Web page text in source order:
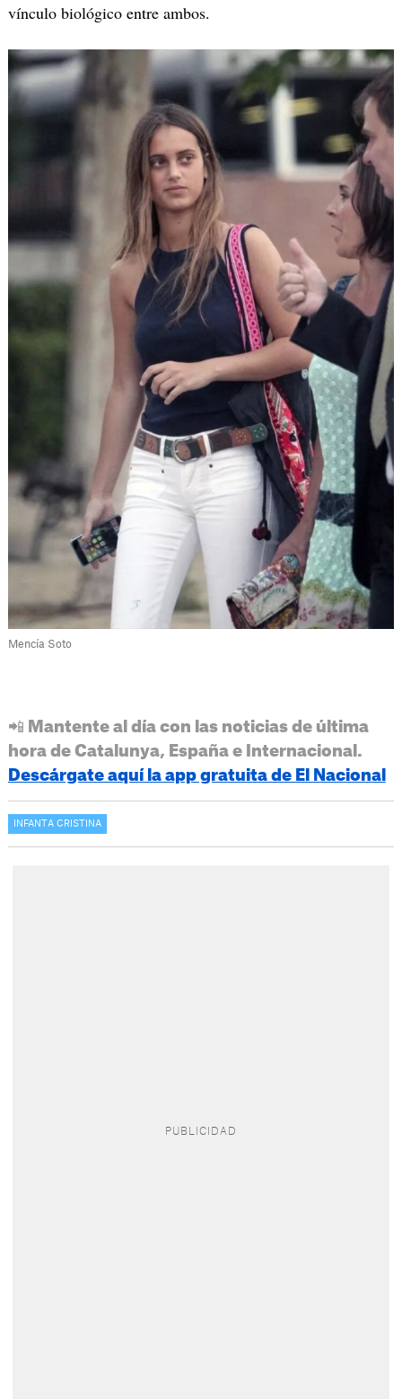
vínculo biológico entre ambos.
Mencía Soto
📲 Mantente al día con las noticias de última
hora de Catalunya, España e Internacional.
Descárgate aquí la app gratuita de El Nacional
INFANTA CRISTINA